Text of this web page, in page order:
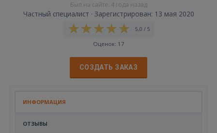
Был на сайте: 4 года назад
Частный специалист · Зарегистрирован: 13 мая 2020
5,0 / 5
Оценок: 17
СОЗДАТЬ ЗАКАЗ
ИНФОРМАЦИЯ
ОТЗЫВЫ